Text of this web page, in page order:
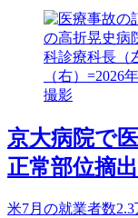
京大病院で
正常部位摘
米7月の就業者数